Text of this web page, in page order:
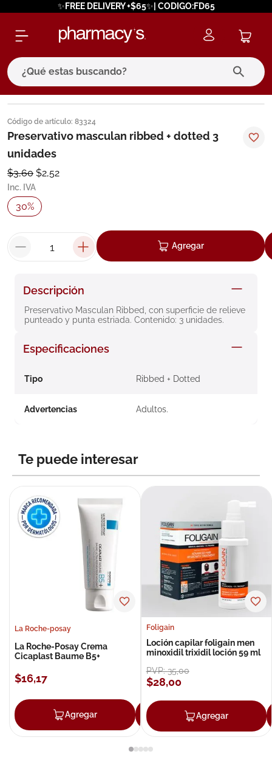
✨FREE DELIVERY +$65✨| CODIGO:FD65
¿Qué estas buscando?
Código de artículo: 83324
Preservativo masculan ribbed + dotted 3
unidades
$3,60 $2,52
Inc. IVA
30%
Agregar
Descripción
Preservativo Masculan Ribbed, con superficie de relieve
punteado y punta estriada. Contenido: 3 unidades.
Especificaciones
Tipo Ribbed + Dotted
Advertencias Adultos.
Te puede interesar
La Roche-posay
La Roche-Posay Crema
Cicaplast Baume B5+
$16,17
Agregar Agregar
Foligain
Loción capilar foligain men
minoxidil trixidil loción 59 ml
PVP:35,00
$28,00
Agregar
términos más buscados
1. eucerin
2. protector solar
3. bioderma
4. pilexil
5.
7. megacistin
roche posay
9
10 .neumoflux